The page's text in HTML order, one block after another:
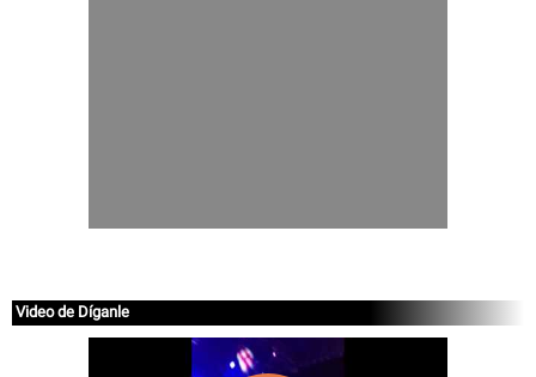
Video de Díganle